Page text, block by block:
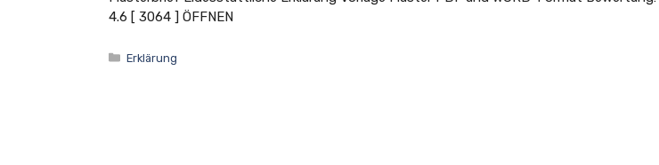
4.6 [ 3064 ] ÖFFNEN
Kategorien
Erklärung